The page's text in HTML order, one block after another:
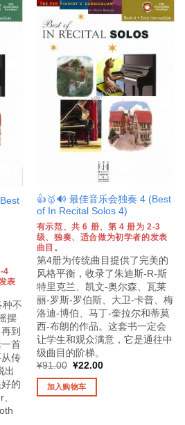
4
表
种不
摆
到
首
传
出
的
👍🥇🔊 最佳音乐会独奏 4 (Best
of In Recital Solos 4)
有示范、共 6 册、第 4 册为 2-3
级、独奏、适合做为初学者的发表
曲目。
第4册为传统曲目提供了完美的
风格平衡，收录了朱迪斯-R-斯
特里克兰、凯文-奥尔森、瓦莱
丽-罗斯-罗伯斯、大卫-卡普、梅
洛迪-博伯、马丁-奎拉尔和蒂莫
西-布朗的作品。这套书一定会
让学生和观众满意，它是通往中
级曲目的阶梯。
¥91.00 原
为：
¥91.00。
¥22.00当
加入购物车